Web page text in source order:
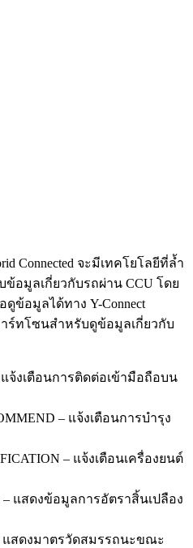
Connected จะมีเทคโยโลยีที่ล้ำ
ข้อมูลเกี่ยวกับรถผ่าน CCU โดย
ดูข้อมูลได้ทาง Y-Connect
ร์ทโซนสำหรับดูข้อมูลเกี่ยวกับ
แจ้งเตือนการติดต่อเข้ามือถือบน
– แจ้งเตือนการบำรุง
– แจ้งเตือนเครื่องยนต์
– แสดงข้อมูลการอัตราสิ้นเปลือง
แสดงมาตรวัดสมรรถนะขณะ